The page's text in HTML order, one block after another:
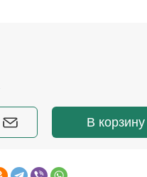
В корзину